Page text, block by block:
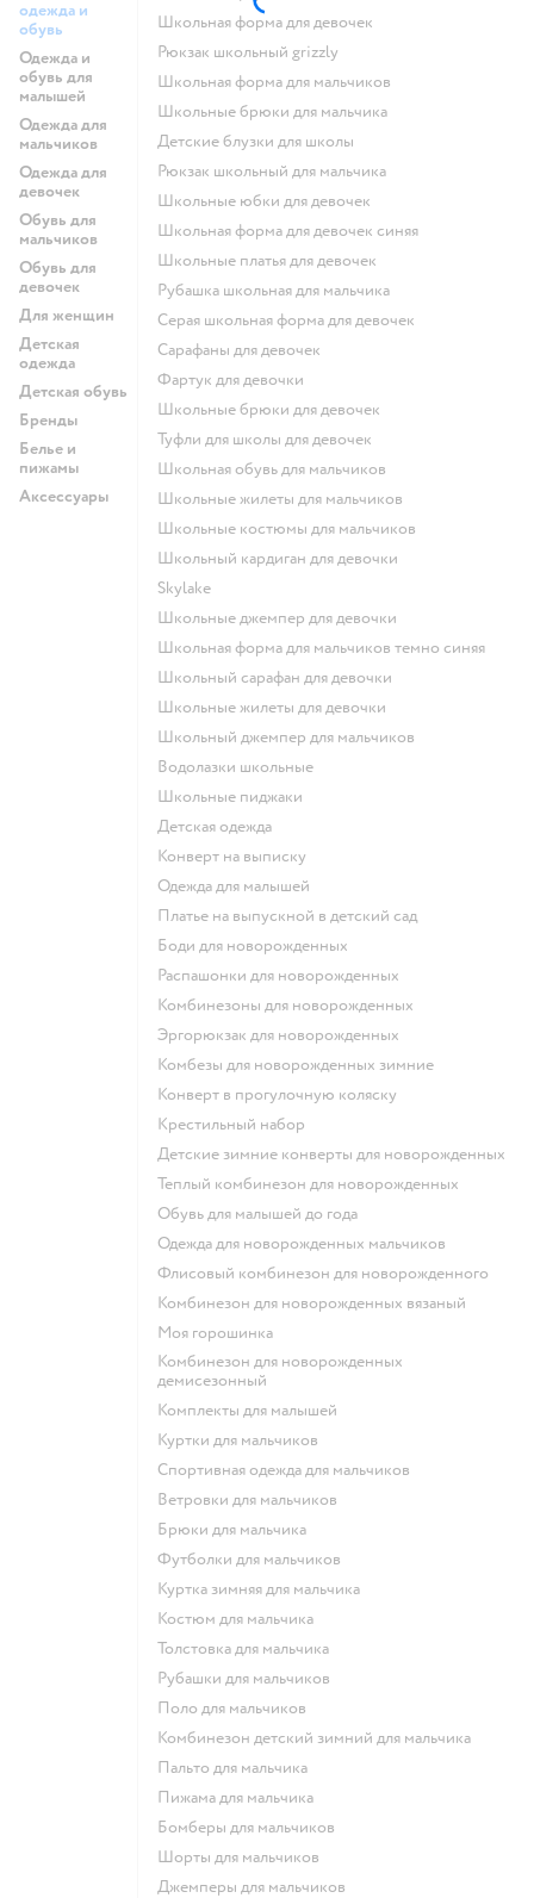
одежда и
обувь
Одежда и
обувь для
малышей
Одежда для
мальчиков
Одежда для
девочек
Обувь для
мальчиков
Обувь для
девочек
Для женщин
Детская
одежда
Детская обувь
Бренды
Белье и
пижамы
Аксессуары
Школьная форма для девочек
Рюкзак школьный grizzly
Школьная форма для мальчиков
Школьные брюки для мальчика
Детские блузки для школы
Рюкзак школьный для мальчика
Школьные юбки для девочек
Школьная форма для девочек синяя
Школьные платья для девочек
Рубашка школьная для мальчика
Серая школьная форма для девочек
Сарафаны для девочек
Фартук для девочки
Школьные брюки для девочек
Туфли для школы для девочек
Школьная обувь для мальчиков
Школьные жилеты для мальчиков
Школьные костюмы для мальчиков
Школьный кардиган для девочки
Skylake
Школьные джемпер для девочки
Школьная форма для мальчиков темно синяя
Школьный сарафан для девочки
Школьные жилеты для девочки
Школьный джемпер для мальчиков
Водолазки школьные
Школьные пиджаки
Детская одежда
Конверт на выписку
Одежда для малышей
Платье на выпускной в детский сад
Боди для новорожденных
Распашонки для новорожденных
Комбинезоны для новорожденных
Эргорюкзак для новорожденных
Комбезы для новорожденных зимние
Конверт в прогулочную коляску
Крестильный набор
Детские зимние конверты для новорожденных
Теплый комбинезон для новорожденных
Обувь для малышей до года
Одежда для новорожденных мальчиков
Флисовый комбинезон для новорожденного
Комбинезон для новорожденных вязаный
Моя горошинка
Комбинезон для новорожденных
демисезонный
Комплекты для малышей
Куртки для мальчиков
Спортивная одежда для мальчиков
Ветровки для мальчиков
Брюки для мальчика
Футболки для мальчиков
Куртка зимняя для мальчика
Костюм для мальчика
Толстовка для мальчика
Рубашки для мальчиков
Поло для мальчиков
Комбинезон детский зимний для мальчика
Пальто для мальчика
Пижама для мальчика
Бомберы для мальчиков
Шорты для мальчиков
Джемперы для мальчиков